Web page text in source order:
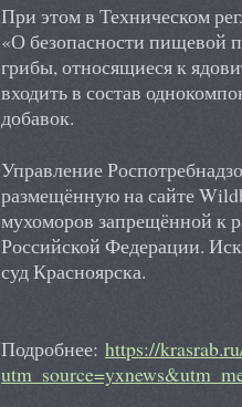
При этом в Техническом
«О безопасности пищевой
грибы, относящиеся к
входить в состав
добавок.
Управление
размещённую на сайте
мухоморов запрещённой к
Российской Федерации.
суд Красноярска.
Подробнее: https://